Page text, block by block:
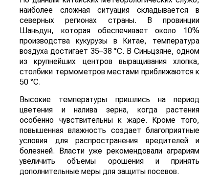
наиболее сложная ситуация складывается в
северных регионах страны. В провинции
Шаньдун, которая обеспечивает около 10%
производства кукурузы в Китае, температура
воздуха достигает 35–38 °C. В Синьцзяне, одном
из крупнейших центров выращивания хлопка,
столбики термометров местами приближаются к
50 °C.
Высокие температуры пришлись на период
цветения и налива зерна, когда растения
особенно чувствительны к жаре. Кроме того,
повышенная влажность создает благоприятные
условия для распространения вредителей и
болезней. Власти уже рекомендовали аграриям
увеличить объемы орошения и принять
дополнительные меры для защиты посевов.